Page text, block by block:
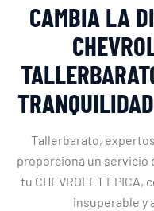
CAMBIA LA
Tallerbarato,
proporciona un servicio
tu CHEVROLET
insuperable y